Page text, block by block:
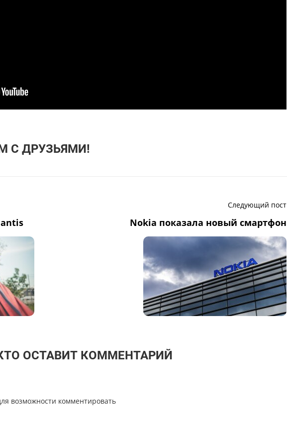
С ДРУЗЬЯМИ!
Следующий пост
Nokia показала новый смартфон
ОСТАВИТ КОММЕНТАРИЙ
возможности комментировать